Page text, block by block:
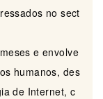
​​no sect
e envolve
humanos, des
de Internet, c